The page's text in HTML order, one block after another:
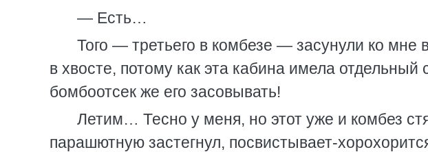
— Есть…
Того — третьего в комбезе — засунули ко мне
в хвосте, потому как эта кабина имела
бомбоотсек же его засовывать!
Летим… Тесно у меня, но этот уже и комбез
парашютную застегнул, посвистывает-